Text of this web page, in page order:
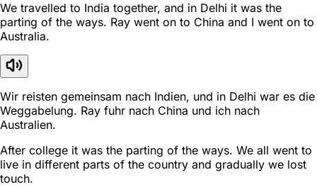
We travelled to India together, and in Delhi it was the
parting of the ways. Ray went on to China and I went on to
Australia.
Wir reisten gemeinsam nach Indien, und in Delhi war es die
Weggabelung. Ray fuhr nach China und ich nach
Australien.
After college it was the parting of the ways. We all went to
live in different parts of the country and gradually we lost
touch.